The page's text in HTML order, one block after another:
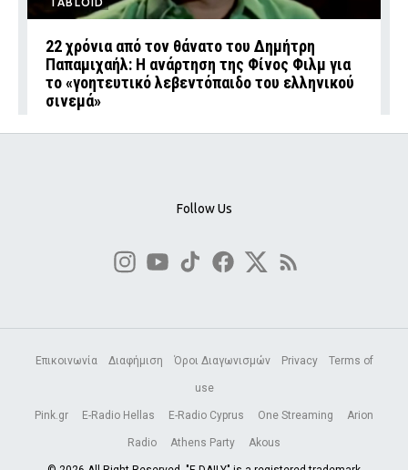
22 χρόνια από τον θάνατο του Δημήτρη
Παπαμιχαήλ: Η ανάρτηση της Φίνος Φιλμ για
το «γοητευτικό λεβεντόπαιδο του ελληνικού
σινεμά»
Follow Us
Επικοινωνία Διαφήμιση Όροι Διαγωνισμών Privacy Terms of
use
Pink.gr E-Radio Hellas E-Radio Cyprus One Streaming Arion
Radio Athens Party Akous